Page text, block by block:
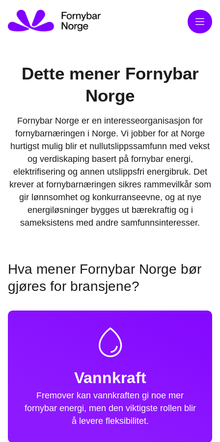
Meny
Dette mener Fornybar
Norge
Fornybar Norge er en interesseorganisasjon for
fornybarnæringen i Norge. Vi jobber for at Norge
hurtigst mulig blir et nullutslippssamfunn med vekst
og verdiskaping basert på fornybar energi,
elektrifisering og annen utslippsfri energibruk. Det
krever at fornybarnæringen sikres rammevilkår som
gir lønnsomhet og konkurranseevne, og at nye
energiløsninger bygges ut bærekraftig og i
sameksistens med andre samfunnsinteresser.
Hva mener Fornybar Norge bør
gjøres for bransjene?
Vannkraft
Fremover kan vannkraften gi noe mer
fornybar energi, men den viktigste rollen blir
å levere fleksibilitet.